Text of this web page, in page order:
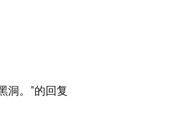
洞。”的回复